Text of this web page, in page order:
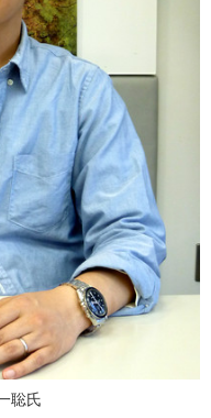
聡氏